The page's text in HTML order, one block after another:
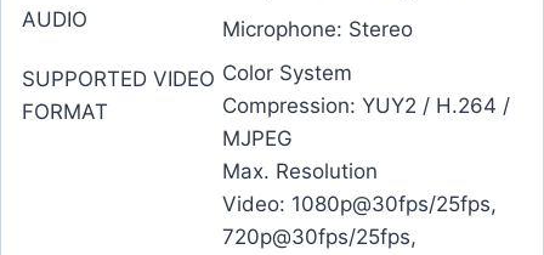
AUDIO
Microphone: Stereo
SUPPORTED VIDEO
FORMAT
Color System
Compression: YUY2 / H.264 /
MJPEG
Max. Resolution
Video: 1080p@30fps/25fps,
720p@30fps/25fps,